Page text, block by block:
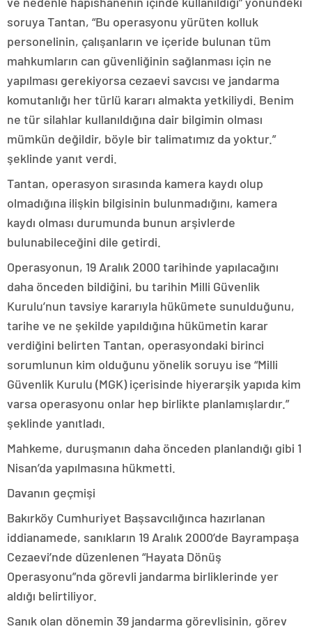
soruya Tantan, “Bu operasyonu yürüten kolluk
personelinin, çalışanların ve içeride bulunan tüm
mahkumların can güvenliğinin sağlanması için ne
yapılması gerekiyorsa cezaevi savcısı ve jandarma
komutanlığı her türlü kararı almakta yetkiliydi. Benim
ne tür silahlar kullanıldığına dair bilgimin olması
mümkün değildir, böyle bir talimatımız da yoktur.”
şeklinde yanıt verdi.
Tantan, operasyon sırasında kamera kaydı olup
olmadığına ilişkin bilgisinin bulunmadığını, kamera
kaydı olması durumunda bunun arşivlerde
bulunabileceğini dile getirdi.
Operasyonun, 19 Aralık 2000 tarihinde yapılacağını
daha önceden bildiğini, bu tarihin Milli Güvenlik
Kurulu’nun tavsiye kararıyla hükümete sunulduğunu,
tarihe ve ne şekilde yapıldığına hükümetin karar
verdiğini belirten Tantan, operasyondaki birinci
sorumlunun kim olduğunu yönelik soruyu ise “Milli
Güvenlik Kurulu (MGK) içerisinde hiyerarşik yapıda kim
varsa operasyonu onlar hep birlikte planlamışlardır.”
şeklinde yanıtladı.
Mahkeme, duruşmanın daha önceden planlandığı gibi 1
Nisan’da yapılmasına hükmetti.
Davanın geçmişi
Bakırköy Cumhuriyet Başsavcılığınca hazırlanan
iddianamede, sanıkların 19 Aralık 2000’de Bayrampaşa
Cezaevi’nde düzenlenen “Hayata Dönüş
Operasyonu”nda görevli jandarma birliklerinde yer
aldığı belirtiliyor.
Sanık olan dönemin 39 jandarma görevlisinin, görev